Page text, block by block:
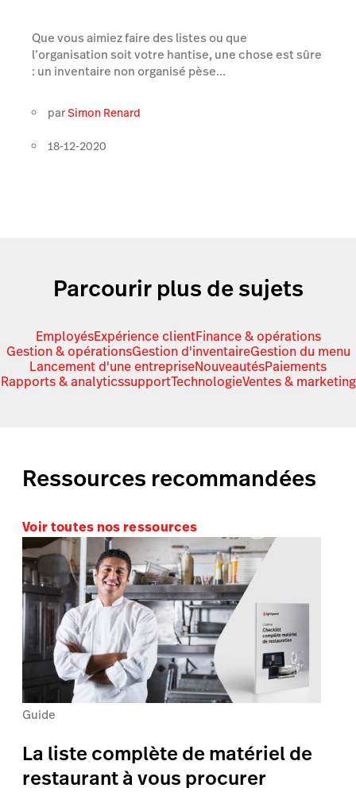
Que vous aimiez faire des listes ou que
l’organisation soit votre hantise, une chose est sûre
: un inventaire non organisé pèse...
parSimon Renard
18-12-2020
Parcourir plus de sujets
EmployésExpérience clientFinance & opérations
Gestion & opérationsGestion d'inventaireGestion du menu
Lancement d'une entrepriseNouveautésPaiements
Rapports & analyticssupportTechnologieVentes & marketing
Ressources recommandées
Voir toutes nos ressources
Guide
La liste complète de matériel de
restaurant à vous procurer